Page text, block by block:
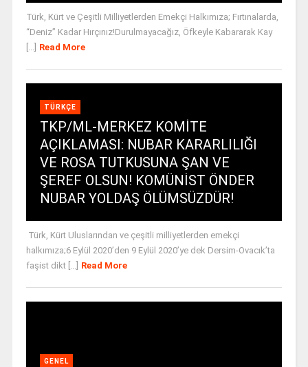
Türk, Kürt ve Çeşitli Milliyetlerden Emekçi Halkımıza; Fırtınalarda,
“Deniz” Kadar Hırçınız!Durulmayacağız, Öfkeyle Kabararak Kay
[...] Read More
TÜRKÇE
TKP/ML-MERKEZ KOMİTE
AÇIKLAMASI: NUBAR KARARLILIĞI
VE ROSA TUTKUSUNA ŞAN VE
ŞEREF OLSUN! KOMÜNİST ÖNDER
NUBAR YOLDAŞ ÖLÜMSÜZDÜR!
Türk, Kürt Uluslarından ve çeşitli milliyetlerden emekçi
halkımıza;6 Eylül 2020’den 9 Eylül 2020’ye dek Dersim-Ovacık’ta
faşist dikt [...] Read More
GENEL